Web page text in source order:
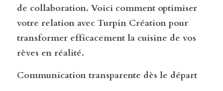
de collaboration. Voici comment optimiser
votre relation avec Turpin Création pour
transformer efficacement la cuisine de vos
rêves en réalité.
Communication transparente dès le départ